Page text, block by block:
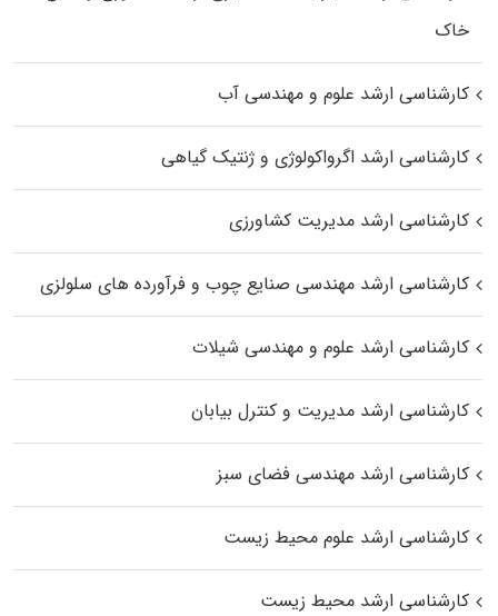
خاک
کارشناسی ارشد علوم و مهندسی آب
کارشناسی ارشد اگرواکولوژی و ژنتیک گیاهی
کارشناسی ارشد مدیریت کشاورزی
کارشناسی ارشد مهندسی صنایع چوب و فرآورده‌ های سلولزی
کارشناسی ارشد علوم و مهندسی شیلات
کارشناسی ارشد مدیریت و کنترل بیابان
کارشناسی ارشد مهندسی فضای سبز
کارشناسی ارشد علوم محیط‌ زیست
کارشناسی ارشد محیط زیست